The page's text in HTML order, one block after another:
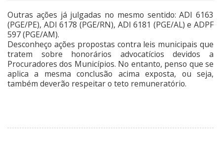
Outras ações já julgadas no mesmo sentido: ADI 6163
(PGE/PE), ADI 6178 (PGE/RN), ADI 6181 (PGE/AL) e ADPF
597 (PGE/AM).
Desconheço ações propostas contra leis municipais que
tratem sobre honorários advocatícios devidos a
Procuradores dos Municípios. No entanto, penso que se
aplica a mesma conclusão acima exposta, ou seja,
também deverão respeitar o teto remuneratório.